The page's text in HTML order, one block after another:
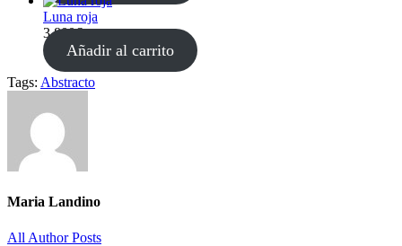
Luna roja
3.800€
Añadir al carrito
Tags: Abstracto
Maria Landino
All Author Posts